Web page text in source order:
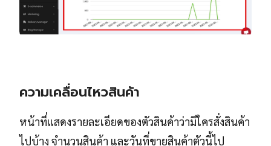
ความเคลื่อนไหวสินค้า
หน้าที่แสดงรายละเอียดของตัวสินค้าว่ามีใครสั่งสินค้า
ไปบ้าง จำนวนสินค้า และวันที่ขายสินค้าตัวนี้ไป